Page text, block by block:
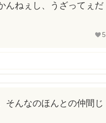
んねぇし、うざってぇだ
5
そんなのほんとの仲間じ